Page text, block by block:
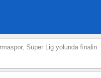
Süper Lig yolunda finalin